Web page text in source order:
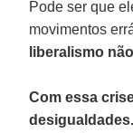
Pode ser que
movimentos
liberalismo
Com essa